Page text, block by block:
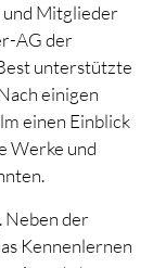
und Mitglieder
AG der
unterstützte
einigen
einen Einblick
Werke und
Neben der
Kennenlernen